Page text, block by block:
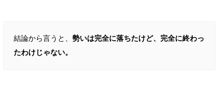
結論から言うと、 勢いは完全に落ちたけど、完全に終わっ
たわけじゃない。